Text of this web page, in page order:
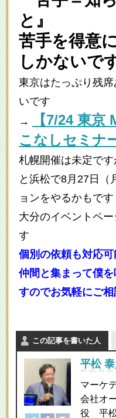
と』
苦手を得意
しかないで
東京はたっぷり残
いです
→
【7/24 東京
こなしセミナ
札幌開催は未定で
と浜松で8月27日（
ョンをやるかもです
大分のイベントペ
す
個別の依頼も対応
仲間と集まって僕
すのでお気軽にご
この記事を書いた人
平松 泰
マーケ
会社オ
役 平